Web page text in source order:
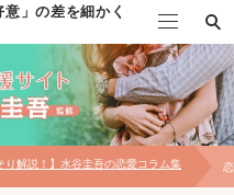
」の差を細かく
り解説！】水谷圭吾の恋愛コラム集